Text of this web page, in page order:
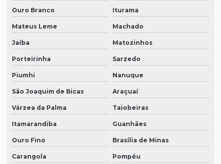
Ouro Branco Iturama
Mateus Leme Machado
Jaíba Matozinhos
Porteirinha Sarzedo
Piumhi Nanuque
São Joaquim de Bicas Araçuaí
Várzea da Palma Taiobeiras
Itamarandiba Guanhães
Ouro Fino Brasília de Minas
Carangola Pompéu